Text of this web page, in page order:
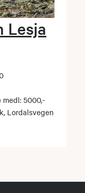
Lesja
5000,-
Lordalsvegen